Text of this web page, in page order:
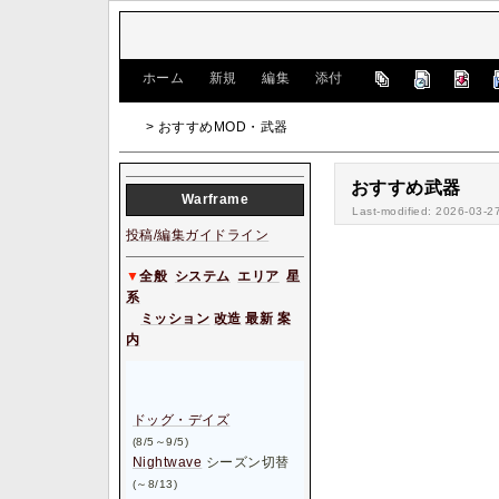
ホーム 新規 編集 添付
> おすすめMOD・武器
おすすめ武器
Last-modified: 2026-03-
Warframe
投稿/編集ガイドライン
▼全般 システム エリア 星
系
ミッション 改造 最新 案
内
ドッグ・デイズ
(8/5～9/5)
Nightwave シーズン切替
(～8/13)